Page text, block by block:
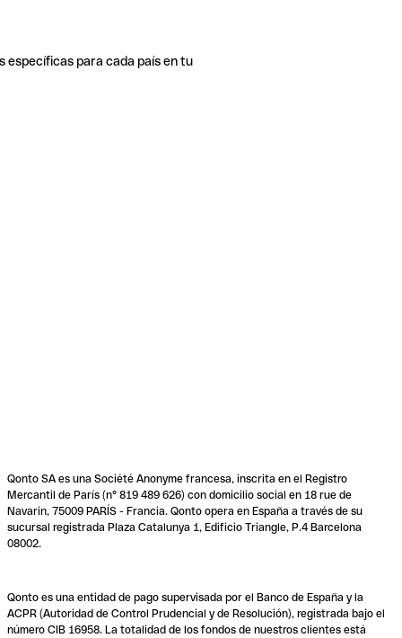
específicas para cada país en tu
Qonto SA es una Société Anonyme francesa, inscrita en el Registro
Mercantil de París (n° 819 489 626) con domicilio social en 18 rue de
Navarin, 75009 PARÍS - Francia. Qonto opera en España a través de su
sucursal registrada Plaza Catalunya 1, Edificio Triangle, P.4 Barcelona
08002.
Qonto es una entidad de pago supervisada por el Banco de España y la
ACPR (Autoridad de Control Prudencial y de Resolución), registrada bajo el
número CIB 16958. La totalidad de los fondos de nuestros clientes está